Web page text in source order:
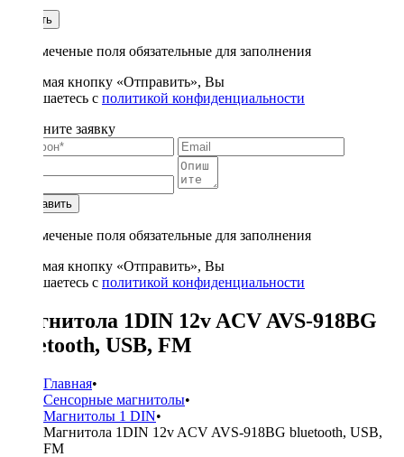
Купить
* - отмеченые поля обязательные для заполнения
Нажимая кнопку «Отправить», Вы
соглашаетесь с политикой конфиденциальности
Заполните заявку
Отправить
* - отмеченые поля обязательные для заполнения
Нажимая кнопку «Отправить», Вы
соглашаетесь с политикой конфиденциальности
Магнитола 1DIN 12v ACV AVS-918BG
bluetooth, USB, FM
Главная•
Сенсорные магнитолы•
Магнитолы 1 DIN•
Магнитола 1DIN 12v ACV AVS-918BG bluetooth, USB,
FM